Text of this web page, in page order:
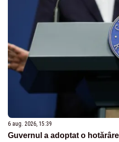
6 aug. 2026, 15:39
Guvernul a adoptat o